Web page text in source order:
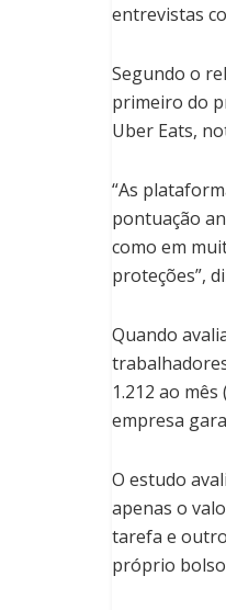
entrevistas
Segundo o
primeiro do
Uber Eats,
“As
pontuação
como em
proteções”,
Quando
1.212 ao
empresa
O estudo
apenas o
tarefa e
próprio